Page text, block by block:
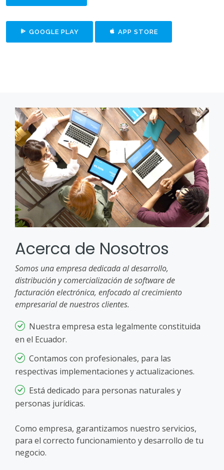
GOOGLE PLAY APP STORE
Acerca de Nosotros
Somos una empresa dedicada al desarrollo,
distribución y comercialización de software de
facturación electrónica, enfocado al crecimiento
empresarial de nuestros clientes.
Nuestra empresa esta legalmente constituida
en el Ecuador.
Contamos con profesionales, para las
respectivas implementaciones y actualizaciones.
Está dedicado para personas naturales y
personas jurídicas.
Como empresa, garantizamos nuestro servicios,
para el correcto funcionamiento y desarrollo de tu
negocio.